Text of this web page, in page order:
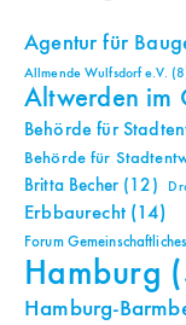
Agentur für
Allmende Wulfsdorf e.V.
Altwerden im
Behörde für
Behörde für
Britta Becher(12)
Erbbaurecht(14)
Forum
Hamburg
Hamburg-